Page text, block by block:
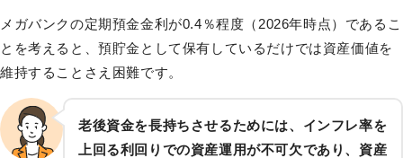
メガバンクの定期預金金利が0.4％程度（2026年時点）であるこ
とを考えると、預貯金として保有しているだけでは資産価値を
維持することさえ困難です。
老後資金を長持ちさせるためには、インフレ率を
上回る利回りでの資産運用が不可欠であり、資産